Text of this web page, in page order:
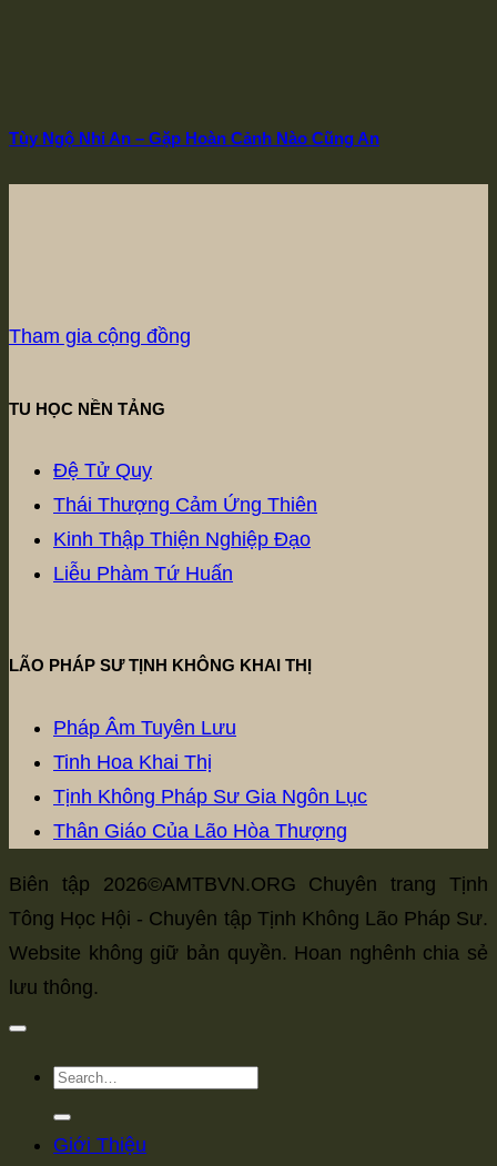
Tùy Ngộ Nhi An – Gặp Hoàn Cảnh Nào Cũng An
Tham gia cộng đồng
TU HỌC NỀN TẢNG
Đệ Tử Quy
Thái Thượng Cảm Ứng Thiên
Kinh Thập Thiện Nghiệp Đạo
Liễu Phàm Tứ Huấn
LÃO PHÁP SƯ TỊNH KHÔNG KHAI THỊ
Pháp Âm Tuyên Lưu
Tinh Hoa Khai Thị
Tịnh Không Pháp Sư Gia Ngôn Lục
Thân Giáo Của Lão Hòa Thượng
Biên tập 2026©AMTBVN.ORG Chuyên trang Tịnh
Tông Học Hội - Chuyên tập Tịnh Không Lão Pháp Sư.
Website không giữ bản quyền. Hoan nghênh chia sẻ
lưu thông.
Giới Thiệu